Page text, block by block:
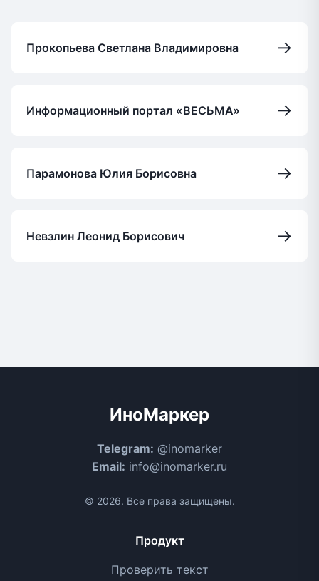
Прокопьева Светлана Владимировна →
Информационный портал «ВЕСЬМА» →
Парамонова Юлия Борисовна →
Невзлин Леонид Борисович →
ИноМаркер
Telegram: @inomarker
Email: info@inomarker.ru
© 2026. Все права защищены.
Продукт
Проверить текст